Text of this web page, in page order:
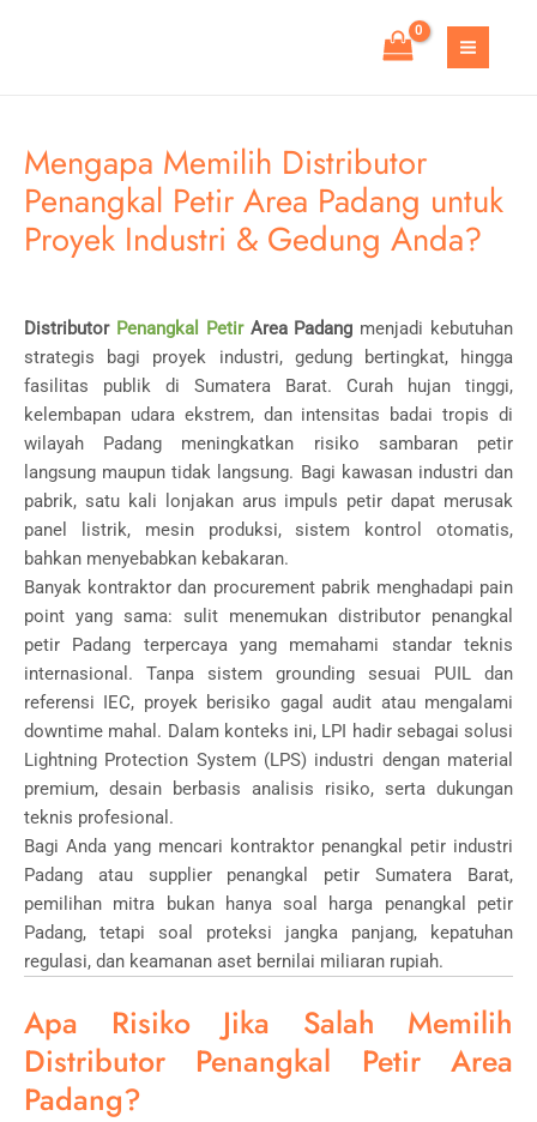
MAIN
Mengapa Memilih Distributor
Penangkal Petir Area Padang untuk
Proyek Industri & Gedung Anda?
Distributor Penangkal PetirArea Padang menjadi kebutuhan
strategis bagi proyek industri, gedung bertingkat, hingga
fasilitas publik di Sumatera Barat. Curah hujan tinggi,
kelembapan udara ekstrem, dan intensitas badai tropis di
wilayah Padang meningkatkan risiko sambaran petir
langsung maupun tidak langsung. Bagi kawasan industri dan
pabrik, satu kali lonjakan arus impuls petir dapat merusak
panel listrik, mesin produksi, sistem kontrol otomatis,
bahkan menyebabkan kebakaran.
Banyak kontraktor dan procurement pabrik menghadapi pain
point yang sama: sulit menemukan distributor penangkal
petir Padang terpercaya yang memahami standar teknis
internasional. Tanpa sistem grounding sesuai PUIL dan
referensi IEC, proyek berisiko gagal audit atau mengalami
downtime mahal. Dalam konteks ini, LPI hadir sebagai solusi
Lightning Protection System (LPS) industri dengan material
premium, desain berbasis analisis risiko, serta dukungan
teknis profesional.
Bagi Anda yang mencari kontraktor penangkal petir industri
Padang atau supplier penangkal petir Sumatera Barat,
pemilihan mitra bukan hanya soal harga penangkal petir
Padang, tetapi soal proteksi jangka panjang, kepatuhan
regulasi, dan keamanan aset bernilai miliaran rupiah.
Apa Risiko Jika Salah Memilih
Distributor Penangkal Petir Area
Padang?